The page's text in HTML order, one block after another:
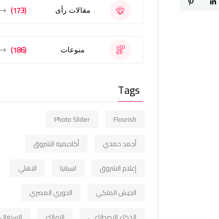
مقالات رأى (173)
منوعات (186)
Tags
Flourish
Photo Slider
أحمد حمدي
أكاديمية الشروق
إعلام الشروق
اسبانيا
الاهلي
الجيش الملكي
الدوري المصري